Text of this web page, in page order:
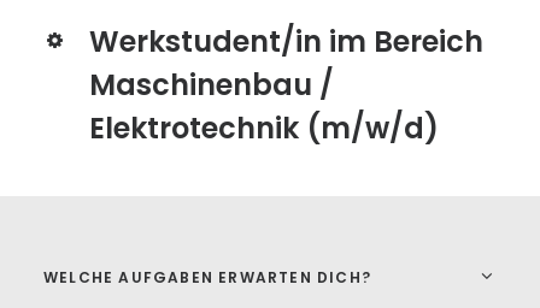
Werkstudent/in im Bereich
Maschinenbau /
Elektrotechnik (m/w/d)
WELCHE AUFGABEN ERWARTEN DICH?